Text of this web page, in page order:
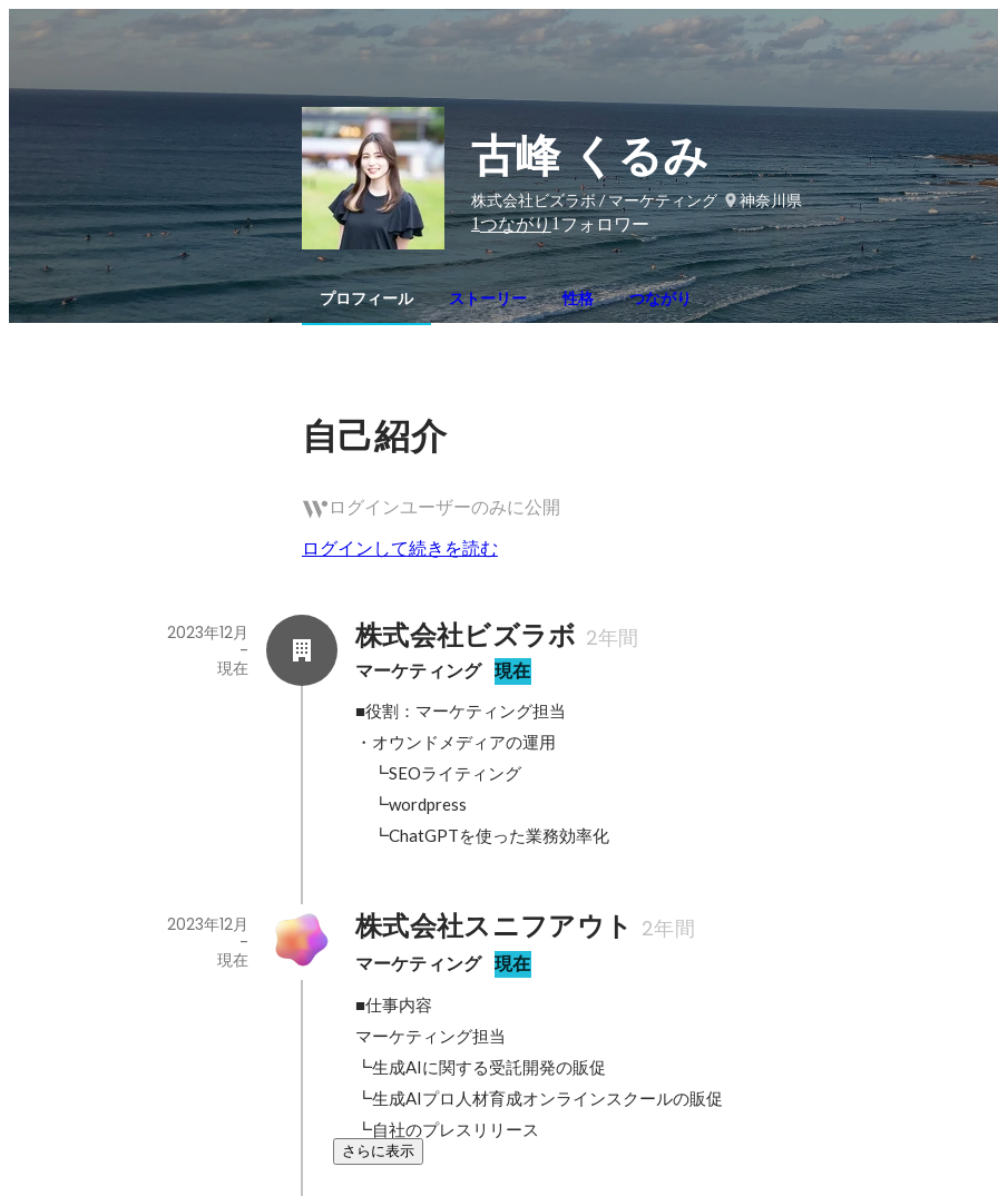
古峰 くるみ
株式会社ビズラボ / マーケティング
神奈川県
1つながり1フォロワー
プロフィール ストーリー 性格 つながり
自己紹介
ログインユーザーのみに公開
ログインして続きを読む
株式会社ビズラボ 2年間
マーケティング 現在
2023年12月
-
現在
■役割：マーケティング担当
・オウンドメディアの運用
┗SEOライティング
┗wordpress
┗ChatGPTを使った業務効率化
株式会社スニフアウト 2年間
マーケティング 現在
2023年12月
-
現在
■仕事内容
マーケティング担当
┗生成AIに関する受託開発の販促
┗生成AIプロ人材育成オンラインスクールの販促
┗自社のプレスリリース
さらに表示